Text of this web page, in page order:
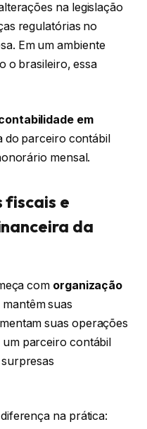
na legislação
regulatórias no
Em um ambiente
o brasileiro, essa
em
do parceiro contábil
mensal.
fiscais e
da
com organização
suas
suas operações
parceiro contábil
na prática: